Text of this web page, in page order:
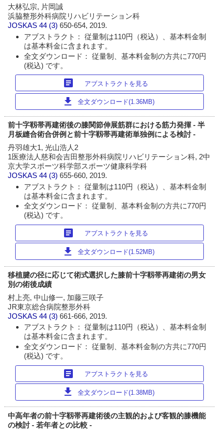
大林弘宗, 片岡誠
浜脇整形外科病院リハビリテーション科
JOSKAS 44 (3)650-654, 2019.
アブストラクト： 従量制は110円（税込）、基本料金制
は基本料金に含まれます。
全文ダウンロード： 従量制、基本料金制の方共に770円
(税込) です。
article アブストラクトを見る
download 全文ダウンロード(1.36MB)
前十字靱帯再建術後の膝関節伸展筋群における筋力発揮 - 半
月板縫合術合併例と前十字靱帯再建術単独例による検討 -
丹羽雄大1, 光山浩人2
1医療法人慈和会吉田整形外科病院リハビリテーション科, 2中
京大学スポーツ科学部スポーツ健康科学科
JOSKAS 44 (3)655-660, 2019.
アブストラクト： 従量制は110円（税込）、基本料金制
は基本料金に含まれます。
全文ダウンロード： 従量制、基本料金制の方共に770円
(税込) です。
article アブストラクトを見る
download 全文ダウンロード(1.52MB)
移植腱の径に応じて術式選択した膝前十字靱帯再建術の男女
別の術後成績
村上亮, 中山修一, 加藤三咲子
JR東京総合病院整形外科
JOSKAS 44 (3)661-666, 2019.
アブストラクト： 従量制は110円（税込）、基本料金制
は基本料金に含まれます。
全文ダウンロード： 従量制、基本料金制の方共に770円
(税込) です。
article アブストラクトを見る
download 全文ダウンロード(1.38MB)
中高年者の前十字靱帯再建術後の主観的および客観的膝機能
の検討 - 若年者との比較 -